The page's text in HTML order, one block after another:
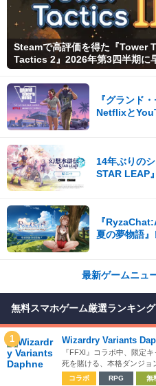
Steamで高評価を得た『Tower
Tactics 2』2026年第3四半期に
『グランド
Netflixと
14年ぶりの
STAR LEAP
『
夏の夢物語
最新ゲームニュ
無料スマホゲーム厳選ランキング
1 Wizardry Variants
『FFXI』コラボ中、限定
死を賭ける、本格ダンジョ
コラボ RPG 無